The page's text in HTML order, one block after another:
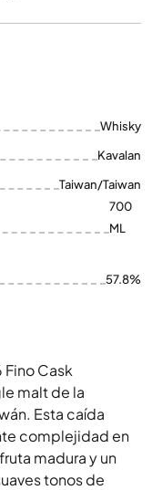
Whisky
Kavalan
Taiwan/Taiwan
700
ML
57.8%
Cask
malt de la
Esta caída
complejidad en
madura y un
tonos de